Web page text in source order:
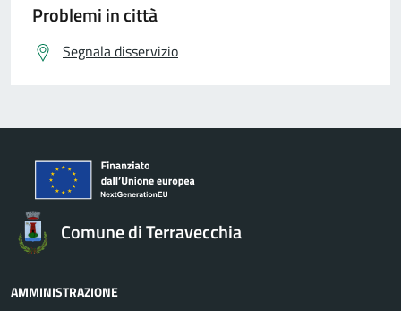
Problemi in città
Segnala disservizio
Comune di Terravecchia
AMMINISTRAZIONE